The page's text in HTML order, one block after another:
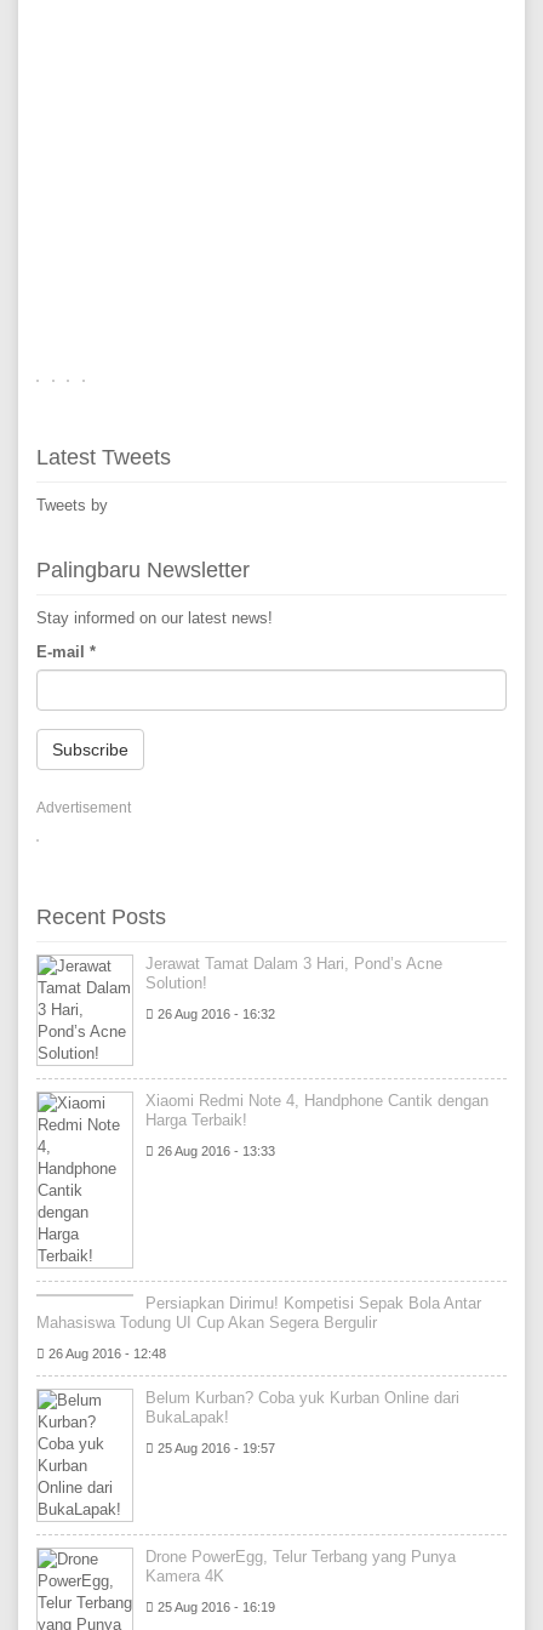
Latest Tweets
Tweets by
Palingbaru Newsletter
Stay informed on our latest news!
E-mail *
Subscribe
Advertisement
Recent Posts
Jerawat Tamat Dalam 3 Hari, Pond’s Acne
Solution!
26 Aug 2016 - 16:32
Xiaomi Redmi Note 4, Handphone Cantik dengan
Harga Terbaik!
26 Aug 2016 - 13:33
Persiapkan Dirimu! Kompetisi Sepak Bola Antar
Mahasiswa Todung UI Cup Akan Segera Bergulir
26 Aug 2016 - 12:48
Belum Kurban? Coba yuk Kurban Online dari
BukaLapak!
25 Aug 2016 - 19:57
Drone PowerEgg, Telur Terbang yang Punya
Kamera 4K
25 Aug 2016 - 16:19